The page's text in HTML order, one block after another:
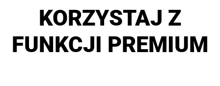
KORZYSTAJ Z
FUNKCJI PREMIUM